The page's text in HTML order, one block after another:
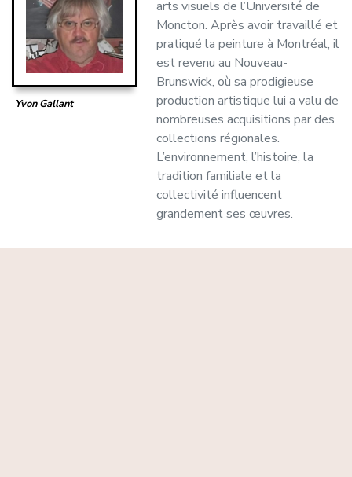
Yvon Gallant
arts visuels de l’Université de
Moncton. Après avoir travaillé et
pratiqué la peinture à Montréal, il
est revenu au Nouveau-
Brunswick, où sa prodigieuse
production artistique lui a valu de
nombreuses acquisitions par des
collections régionales.
L’environnement, l’histoire, la
tradition familiale et la
collectivité influencent
grandement ses œuvres.